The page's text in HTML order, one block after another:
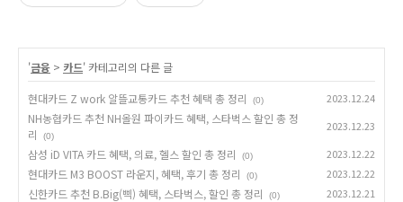
'금융 > 카드' 카테고리의 다른 글
현대카드 Z work 알뜰교통카드 추천 혜택 총 정리 (0) 2023.12.24
NH농협카드 추천 NH올원 파이카드 혜택, 스타벅스 할인 총 정
리
(0)
2023.12.23
삼성 iD VITA 카드 혜택, 의료, 헬스 할인 총 정리 (0) 2023.12.22
현대카드 M3 BOOST 라운지, 혜택, 후기 총 정리 (0) 2023.12.22
신한카드 추천 B.Big(삑) 혜택, 스타벅스, 할인 총 정리 (0) 2023.12.21